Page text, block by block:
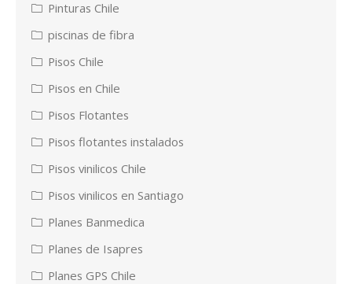
Pinturas Chile
piscinas de fibra
Pisos Chile
Pisos en Chile
Pisos Flotantes
Pisos flotantes instalados
Pisos vinilicos Chile
Pisos vinilicos en Santiago
Planes Banmedica
Planes de Isapres
Planes GPS Chile